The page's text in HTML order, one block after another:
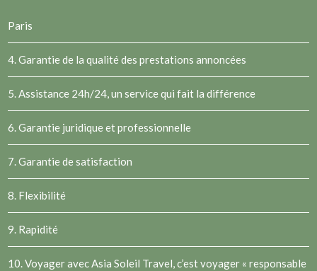
Paris
4. Garantie de la qualité des prestations annoncées
5. Assistance 24h/24, un service qui fait la différence
6. Garantie juridique et professionnelle
7. Garantie de satisfaction
8. Flexibilité
9. Rapidité
10. Voyager avec Asia Soleil Travel, c’est voyager « responsable